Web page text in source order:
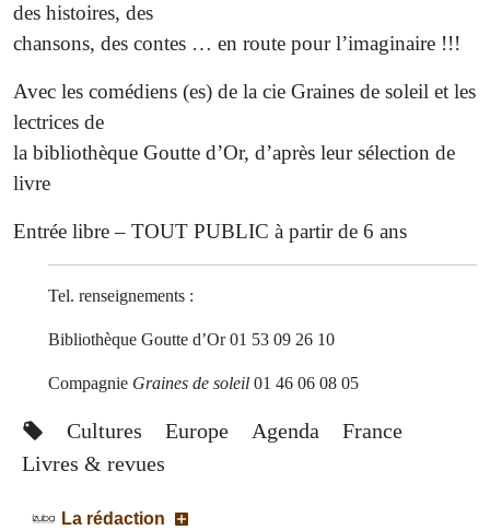
des histoires, des
chansons, des contes … en route pour l’imaginaire !!!
Avec les comédiens (es) de la cie Graines de soleil et les
lectrices de
la bibliothèque Goutte d’Or, d’après leur sélection de
livre
Entrée libre – TOUT PUBLIC à partir de 6 ans
Tel. renseignements :
Bibliothèque Goutte d’Or 01 53 09 26 10
Compagnie Graines de soleil 01 46 06 08 05
Cultures Europe Agenda
France
Livres & revues
La rédaction